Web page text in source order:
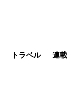
トラベル 連載